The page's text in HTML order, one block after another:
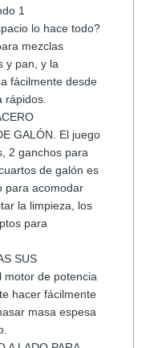
1
lo hace todo?
mezclas
y pan, y la
fácilmente desde
rápidos.
GALÓN. El juego
2 ganchos para
de galón es
para acomodar
la limpieza, los
para
SUS
motor de potencia
hacer fácilmente
masa espesa